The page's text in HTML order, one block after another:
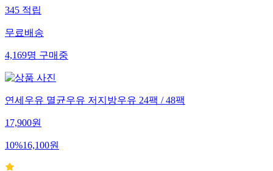
345 적립
무료배송
4,169명 구매중
연세우유 멸균우유 저지방우유 24팩 / 48팩
17,900원
10%16,100원